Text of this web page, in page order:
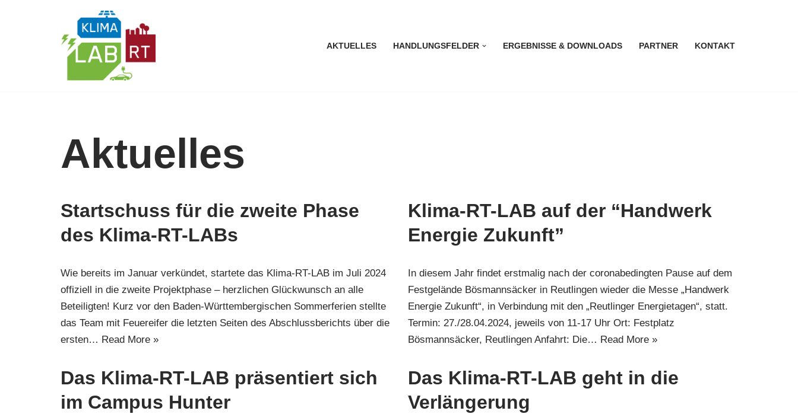
AKTUELLES HANDLUNGSFELDER ERGEBNISSE & DOWNLOADS PARTNER KONTAKT
Aktuelles
Startschuss für die zweite Phase
des Klima-RT-LABs
Wie bereits im Januar verkündet, startete das Klima-RT-LAB im Juli 2024
offiziell in die zweite Projektphase – herzlichen Glückwunsch an alle
Beteiligten! Kurz vor den Baden-Württembergischen Sommerferien stellte
das Team mit Feuereifer die letzten Seiten des Abschlussberichts über die
ersten… Read More »
Klima-RT-LAB auf der “Handwerk
Energie Zukunft”
In diesem Jahr findet erstmalig nach der coronabedingten Pause auf dem
Festgelände Bösmannsäcker in Reutlingen wieder die Messe „Handwerk
Energie Zukunft“, in Verbindung mit den „Reutlinger Energietagen“, statt.
Termin: 27./28.04.2024, jeweils von 11-17 Uhr Ort: Festplatz
Bösmannsäcker, Reutlingen Anfahrt: Die… Read More »
Das Klima-RT-LAB präsentiert sich
im Campus Hunter
Das Klima-RT-LAB geht in die
Verlängerung